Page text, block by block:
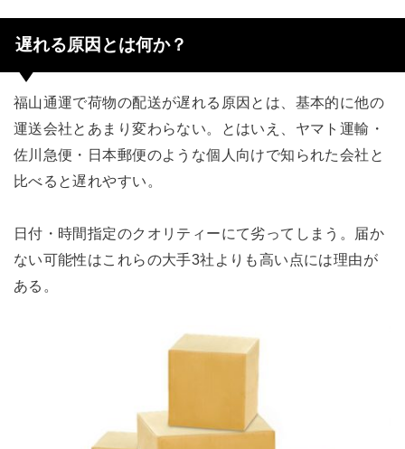
遅れる原因とは何か？
福山通運で荷物の配送が遅れる原因とは、基本的に他の
運送会社とあまり変わらない。とはいえ、ヤマト運輸・
佐川急便・日本郵便のような個人向けで知られた会社と
比べると遅れやすい。
日付・時間指定のクオリティーにて劣ってしまう。届か
ない可能性はこれらの大手3社よりも高い点には理由が
ある。